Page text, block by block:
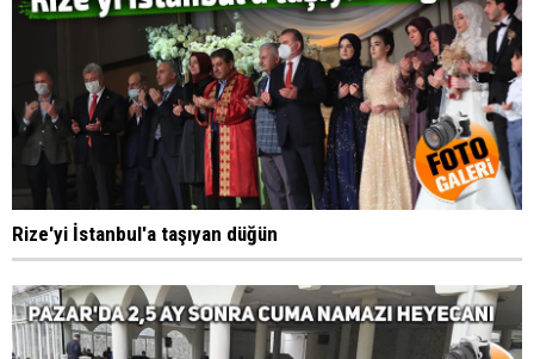
Rize'yi İstanbul'a taşıyan düğün